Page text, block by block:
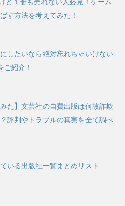
す方法を考えてみた！
したいなら絶対忘れちゃいけない
ご紹介！
みた】文芸社の自費出版は何故詐欺
評判やトラブルの真実を全て調べ
いる出版社一覧まとめリスト